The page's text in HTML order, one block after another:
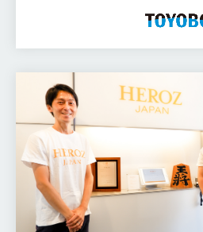
採用エピソードについて伺いました。